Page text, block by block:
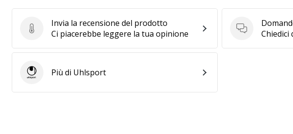
Invia la recensione del prodotto
Invia la recensione del prodotto
Ci piacerebbe leggere la tua opinione
Domande
Chiedici
UhlsportPiù di Uhlsport